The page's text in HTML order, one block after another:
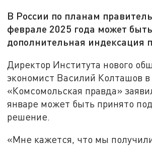
В России по планам
феврале 2025 года может
дополнительная индексация
Директор Института нового
экономист Василий Колташов
«Комсомольская правда»
январе может быть принято
решение.
«Мне кажется, что мы